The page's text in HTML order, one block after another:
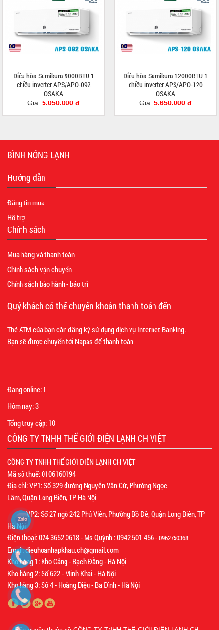
Điều hòa Sumikura 9000BTU 1
chiều inverter APS/APO-092
OSAKA
Giá: 5.050.000 đ
Điều hòa Sumikura 12000BTU 1
chiều inverter APS/APO-120
OSAKA
Giá: 5.650.000 đ
BÌNH NÓNG LẠNH
Hướng dẫn
Đăng tin mua
Hỗ trợ
Chính sách
Mua hàng và thanh toán
Chính sách vận chuyển
Chính sách bảo hành - bảo trì
Quý khách có thể chuyển khoản thanh toán đến
Thẻ ATM của bạn cần đăng ký sử dụng dịch vụ Internet Banking.
Bạn sẽ được chuyển tới Napas để thanh toán
Đang online: 1
Hôm nay:3
Tổng truy cập: 10
CÔNG TY TNHH THẾ GIỚI ĐIỆN LẠNH CH VIỆT
CÔNG TY TNHH THẾ GIỚI ĐIỆN LẠNH CH VIỆT
Mã số thuế: 0106160194
Địa chỉ: VP1: Số 329 đường Nguyễn Văn Cừ, Phường Ngọc
Lâm, Quận Long Biên, TP Hà Nội
VP2: Số 27 ngõ 242 Phú Viên, Phường Bồ Đề, Quận Long Biên, TP
Hà Nội
Điện thoại: 024 3652 0618 - Ms Quỳnh : 0942 501 456 -0962750368
Email: dieuhoanhapkhau.ch@gmail.com
Kho hàng 1: Kho Cảng - Bạch Đằng - Hà Nội
Kho hàng 2: Số 622 - Minh Khai - Hà Nội
Kho hàng 3: Số 4 - Hoàng Diệu - Ba Đình - Hà Nội